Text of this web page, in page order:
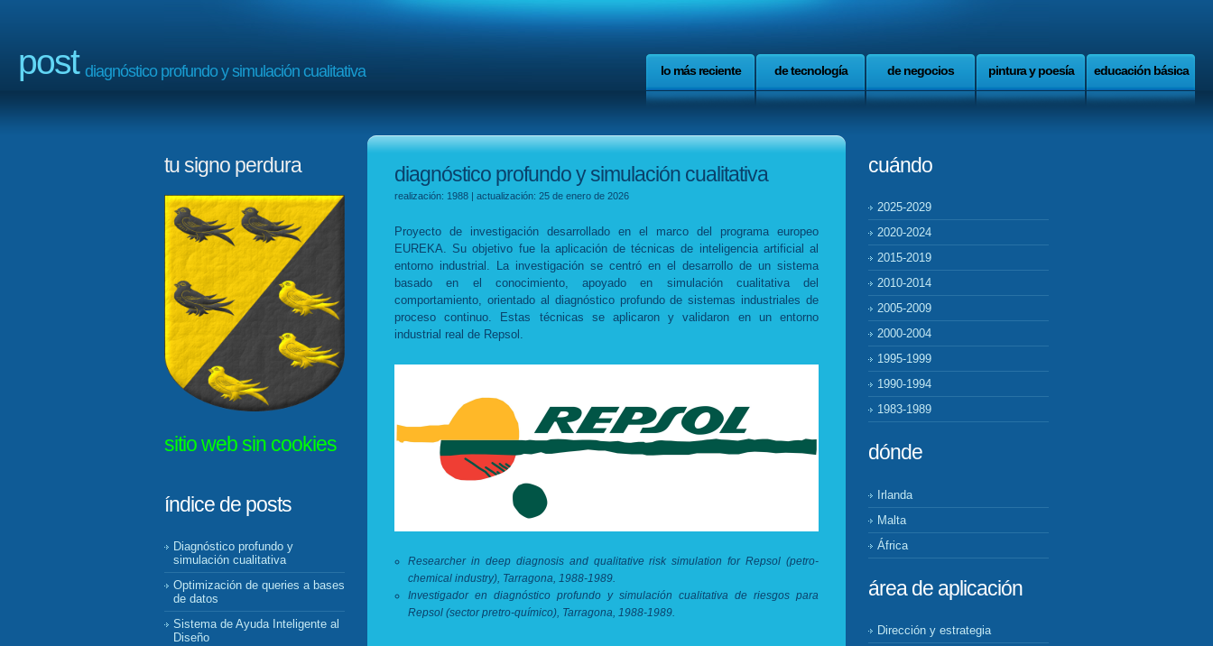
post diagnóstico profundo y simulación cualitativa lo más reciente de tecnología de negocios pintura y poesía educación básica
tu signo perdura
sitio web sin cookies
índice de posts
Diagnóstico profundo y
simulación cualitativa
Optimización de queries a bases
de datos
Sistema de Ayuda Inteligente al
Diseño
diagnóstico profundo y simulación cualitativa
realización: 1988 | actualización: 25 de enero de 2026
Proyecto de investigación desarrollado en el marco del programa europeo
EUREKA. Su objetivo fue la aplicación de técnicas de inteligencia artificial al
entorno industrial. La investigación se centró en el desarrollo de un sistema
basado en el conocimiento, apoyado en simulación cualitativa del
comportamiento, orientado al diagnóstico profundo de sistemas industriales de
proceso continuo. Estas técnicas se aplicaron y validaron en un entorno
industrial real de Repsol.
Researcher in deep diagnosis and qualitative risk simulation for Repsol (petro-
chemical industry), Tarragona, 1988-1989.
Investigador en diagnóstico profundo y simulación cualitativa de riesgos para
Repsol (sector pretro-químico), Tarragona, 1988-1989.
cuándo
2025-2029
2020-2024
2015-2019
2010-2014
2005-2009
2000-2004
1995-1999
1990-1994
1983-1989
dónde
Irlanda
Malta
África
área de aplicación
Dirección y estrategia